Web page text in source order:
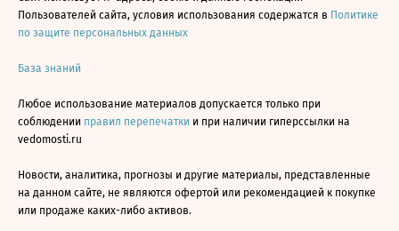
Пользователей сайта, условия использования содержатся в Политике
по защите персональных данных
База знаний
Любое использование материалов допускается только при
соблюдении правил перепечатки и при наличии гиперссылки на
vedomosti.ru
Новости, аналитика, прогнозы и другие материалы, представленные
на данном сайте, не являются офертой или рекомендацией к покупке
или продаже каких-либо активов.